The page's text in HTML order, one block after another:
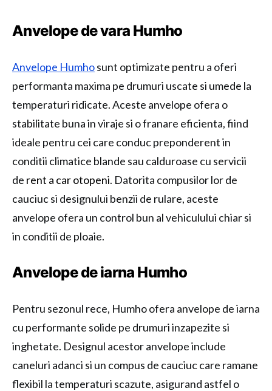
Anvelope de vara Humho
Anvelope Humhosunt optimizate pentru a oferi
performanta maxima pe drumuri uscate si umede la
temperaturi ridicate. Aceste anvelope ofera o
stabilitate buna in viraje si o franare eficienta, fiind
ideale pentru cei care conduc preponderent in
conditii climatice blande sau calduroase cu servicii
de rent a car otopeni. Datorita compusilor lor de
cauciuc si designului benzii de rulare, aceste
anvelope ofera un control bun al vehiculului chiar si
in conditii de ploaie.
Anvelope de iarna Humho
Pentru sezonul rece, Humho ofera anvelope de iarna
cu performante solide pe drumuri inzapezite si
inghetate. Designul acestor anvelope include
caneluri adanci si un compus de cauciuc care ramane
flexibil la temperaturi scazute, asigurand astfel o